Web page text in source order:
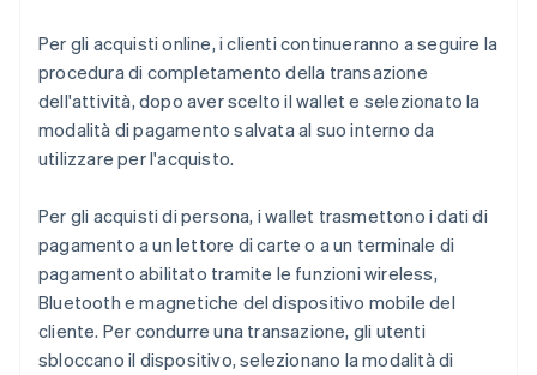
Per gli acquisti online, i clienti continueranno a seguire la
procedura di completamento della transazione
dell'attività, dopo aver scelto il wallet e selezionato la
modalità di pagamento salvata al suo interno da
utilizzare per l'acquisto.
Per gli acquisti di persona, i wallet trasmettono i dati di
pagamento a un lettore di carte o a un terminale di
pagamento abilitato tramite le funzioni wireless,
Bluetooth e magnetiche del dispositivo mobile del
cliente. Per condurre una transazione, gli utenti
sbloccano il dispositivo, selezionano la modalità di